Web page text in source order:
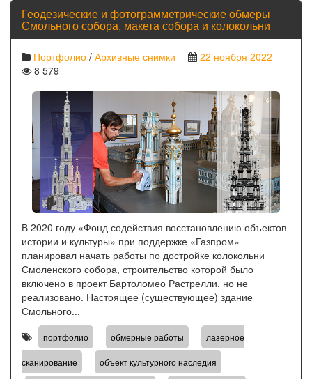
Геодезические и фотограмметрические обмеры
Смольного собора, макета собора и колокольни
Портфолио / Архивные снимки
22 ноября 2022
8 579
В 2020 году «Фонд содействия восстановлению объектов
истории и культуры» при поддержке «Газпром»
планировал начать работы по достройке колокольни
Смоленского собора, строительство которой было
включено в проект Бартоломео Растрелли, но не
реализовано. Настоящее (существующее) здание
Смольного...
портфолио обмерные работы лазерное
сканирование объект культурного наследия